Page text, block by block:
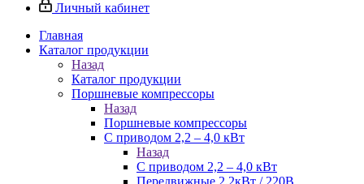
Личный кабинет
Главная
Каталог продукции
Назад
Каталог продукции
Поршневые компрессоры
Назад
Поршневые компрессоры
С приводом 2,2 – 4,0 кВт
Назад
С приводом 2,2 – 4,0 кВт
Передвижные 2,2кВт / 220В